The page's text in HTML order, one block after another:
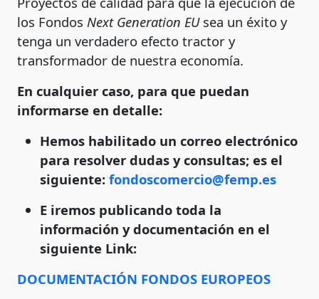
los Fondos Next Generation EUsea un éxito y
tenga un verdadero efecto tractor y
transformador de nuestra economía.
En cualquier caso, para que puedan
informarse en detalle:
Hemos habilitado un correo electrónico
para resolver dudas y consultas; es el
siguiente: fondoscomercio@femp.es
E iremos publicando toda la
información y documentación en el
siguiente Link:
DOCUMENTACIÓN FONDOS EUROPEOS